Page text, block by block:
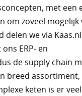
met een
om zoveel
we via
ERP- en
de supply chain
breed
keten is er